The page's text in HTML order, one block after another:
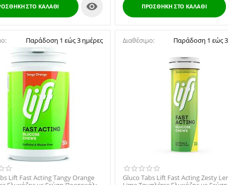
ΣΤΟ ΚΑΛΆΘΙ  ΠΡΟΣΘΉΚΗ ΣΤΟ ΚΑΛΆΘΙ
Παράδοση 1 εώς 3 ημέρες
Lift Fast Acting Tangy Orange
Διαθέσιμο: Παράδοση 1 εώς
Gluco Tabs Lift Fast Acting Zesty